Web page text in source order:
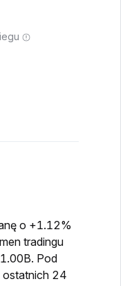
o +1.12%
tradingu
Pod
ostatnich 24